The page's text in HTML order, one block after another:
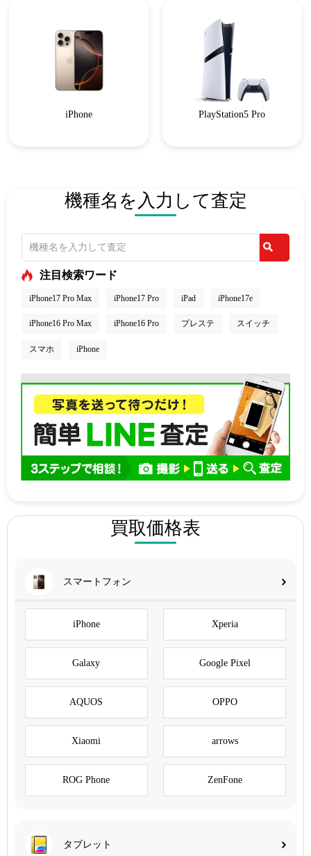
iPhone PlayStation5 Pro
機種名を入力して査定
注目検索ワード
iPhone17 Pro Max iPhone17 Pro iPad iPhone17e
iPhone16 Pro Max iPhone16 Pro プレステ スイッチ
スマホ iPhone
買取価格表
スマートフォン
iPhone Xperia
Galaxy Google Pixel
AQUOS OPPO
Xiaomi arrows
ROG Phone ZenFone
タブレット